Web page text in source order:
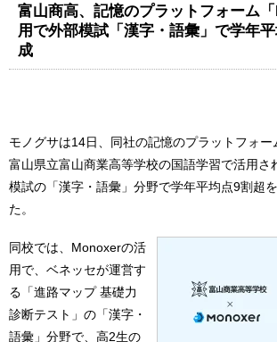
富山商高、記憶のプラットフォーム
用で外部模試「漢字・語彙」で学年
成
モノグサは14日、同社の記憶のプラットフォー
富山県立富山商業高等学校の国語学習で活用さ
模試の「漢字・語彙」分野で学年平均点9割超
た。
同校では、Monoxerの活
用で、ベネッセが運営す
る「進路マップ 基礎力
診断テスト」の「漢字・
語彙」分野で、高2生の